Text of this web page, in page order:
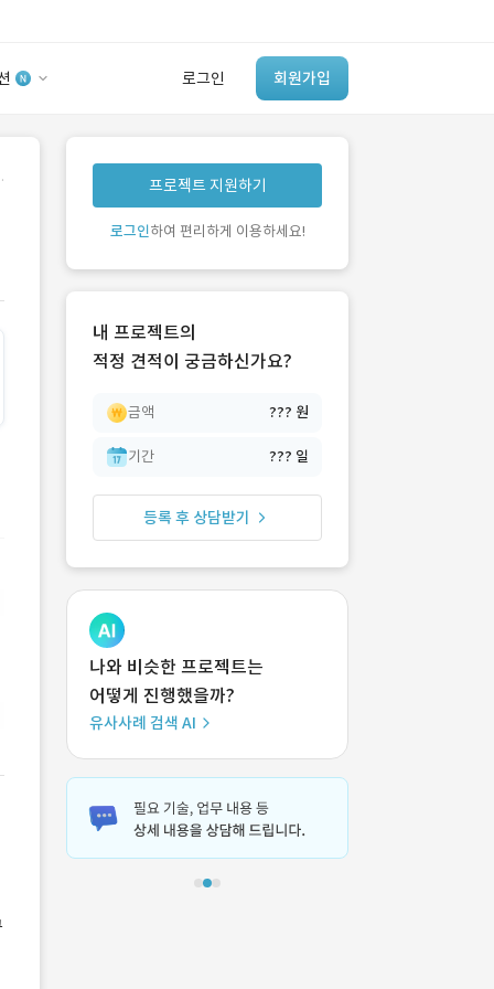
로그인 회원가입
유사사례 검색 AI
‘이런 거’ 만들어본
개발 회사 있어?
프로젝트 지원하기
로그인하여 편리하게 이용하세요!
내 프로젝트의
적정 견적이 궁금하신가요?
금액 ??? 원
기간 ??? 일
등록 후 상담받기
나와 비슷한 프로젝트는
어떻게 진행했을까?
유사사례 검색 AI